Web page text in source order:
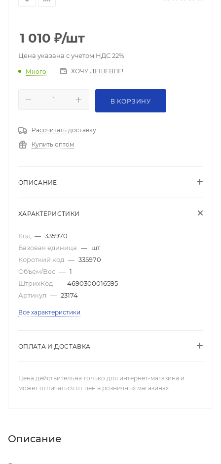
1 010 ₽/шт
Цена указана с учетом НДС 22%
Много ХОЧУ ДЕШЕВЛЕ!
В КОРЗИНУ
Рассчитать доставку
Купить оптом
ОПИСАНИЕ
ХАРАКТЕРИСТИКИ
Код — 335970
Базовая единица — шт
Короткий код — 335970
Объем/Вес — 1
ШтрихКод — 4690300016595
Артикул — 23174
Все характеристики
ОПЛАТА И ДОСТАВКА
Цена действительна только для интернет-магазина и
может отличаться от цен в розничных магазинах
Описание